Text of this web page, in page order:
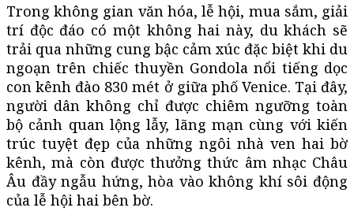
Trong không gian văn hóa, lễ hội, mua sắm, giải
trí độc đáo có một không hai này, du khách sẽ
trải qua những cung bậc cảm xúc đặc biệt khi du
ngoạn trên chiếc thuyền Gondola nổi tiếng dọc
con kênh đào 830 mét ở giữa phố Venice. Tại đây,
người dân không chỉ được chiêm ngưỡng toàn
bộ cảnh quan lộng lẫy, lãng mạn cùng với kiến
trúc tuyệt đẹp của những ngôi nhà ven hai bờ
kênh, mà còn được thưởng thức âm nhạc Châu
Âu đầy ngẫu hứng, hòa vào không khí sôi động
của lễ hội hai bên bờ.